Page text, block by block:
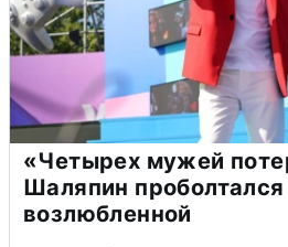
«Четырех мужей
Шаляпин проболтался
возлюбленной